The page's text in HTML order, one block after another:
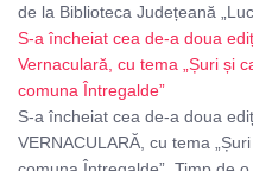
de la Biblioteca Județeană
S-a încheiat cea de-a doua
Vernaculară, cu tema „Șuri și
comuna Întregalde”
S-a încheiat cea de-a doua
VERNACULARĂ, cu tema